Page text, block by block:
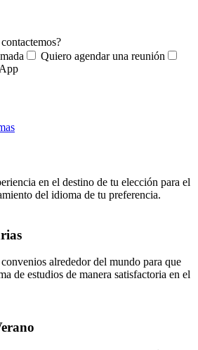
Quiero agendar una reunión
en el destino de tu elección para el
del idioma de tu preferencia.
alrededor del mundo para que
de estudios de manera satisfactoria en el